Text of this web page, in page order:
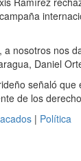
a nosotros nos
Daniel
señaló
de los
| Política